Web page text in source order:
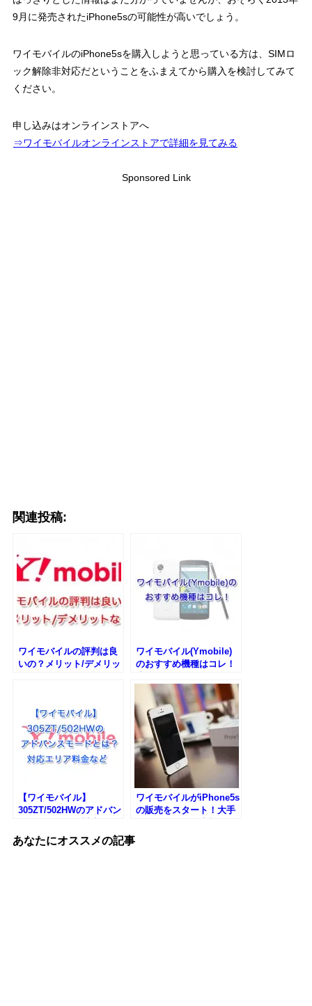
9月に発売されたiPhone5sの可能性が高いでしょう。
ワイモバイルのiPhone5sを購入しようと思っている方は、SIMロ
ック解除非対応だということをふまえてから購入を検討してみて
ください。
申し込みはオンラインストアへ
⇒ワイモバイルオンラインストアで詳細を見てみる
Sponsored Link
関連投稿:
ワイモバイルの評判は良
いの？メリット/デメリッ
ワイモバイル(Ymobile)
のおすすめ機種はコレ！
【ワイモバイル】
305ZT/502HWのアドバン
ア料金など
ワイモバイルがiPhone5s
の販売をスタート！大手
あなたにオススメの記事